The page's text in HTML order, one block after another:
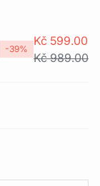
-39%
Kč 599.00
Kč 989.00